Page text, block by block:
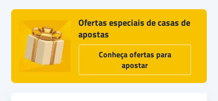
Ofertas especiais de casas de
apostas
Conheça ofertas para
apostar